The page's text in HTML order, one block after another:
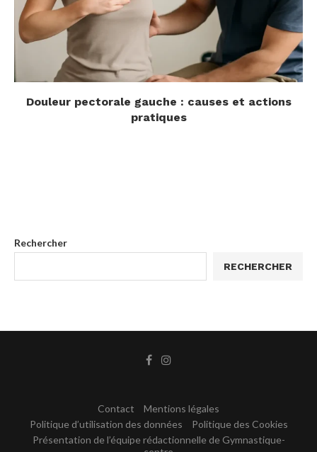
Douleur pectorale gauche : causes et actions
pratiques
Rechercher
RECHERCHER
Contact
Mentions légales
Politique d’utilisation des données
Politique des Cookies
Présentation de l’équipe rédactionnelle de Gymnastique-